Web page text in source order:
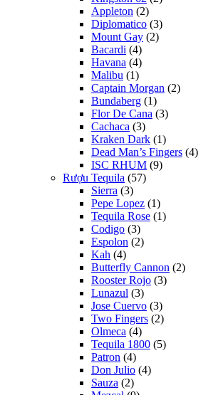
Appleton (2)
Diplomatico (3)
Mount Gay (2)
Bacardi (4)
Havana (4)
Malibu (1)
Captain Morgan (2)
Bundaberg (1)
Flor De Cana (3)
Cachaca (3)
Kraken Dark (1)
Dead Man’s Fingers (4)
ISC RHUM (9)
Rượu Tequila (57)
Sierra (3)
Pepe Lopez (1)
Tequila Rose (1)
Codigo (3)
Espolon (2)
Kah (4)
Butterfly Cannon (2)
Rooster Rojo (3)
Lunazul (3)
Jose Cuervo (3)
Two Fingers (2)
Olmeca (4)
Tequila 1800 (5)
Patron (4)
Don Julio (4)
Sauza (2)